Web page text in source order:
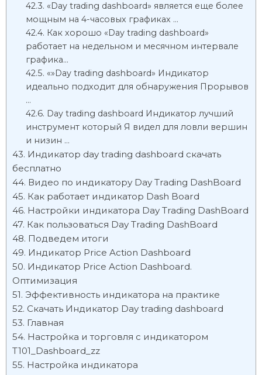
«Day trading dashboard» является еще более
мощным на 4-часовых графиках …
Как хорошо «Day trading dashboard»
работает на недельном и месячном интервале
графика…
«»Day trading dashboard» Индикатор
идеально подходит для обнаружения Прорывов
…
Day trading dashboard Индикатор лучший
инструмент который Я видел для ловли вершин
и низин …
Индикатор day trading dashboard скачать
бесплатно
Видео по индикатору Day Trading DashBoard
Как работает индикатор Dash Board
Настройки индикатора Day Trading DashBoard
Как пользоваться Day Trading DashBoard
Подведем итоги
Индикатор Price Action Dashboard
Индикатор Price Action Dashboard.
Оптимизация
Эффективность индикатора на практике
Скачать Индикатор Day trading dashboard
Главная
Настройка и торговля с индикатором
T101_Dashboard_zz
Настройка индикатора